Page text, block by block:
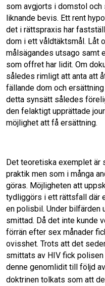
som avgjorts i domstol
liknande bevis. Ett rent
det i rättspraxis har
dom i ett våldtäktsmål. Låt
målsägandes utsago samt
som offret har lidit. Om
således rimligt att anta att
fällande dom och
detta synsätt således
den felaktigt upprättade
möjlighet att få ersättning.
Det teoretiska exemplet är
praktik men som i många
göras. Möjligheten att
tydliggörs i ett rättsfall där
en polisbil. Under bilfärden
smittad. Då det inte kunde
förrän efter sex månader
ovisshet. Trots att det
smittats av HIV fick
denne genomlidit till följd
doktrinen tolkats som att